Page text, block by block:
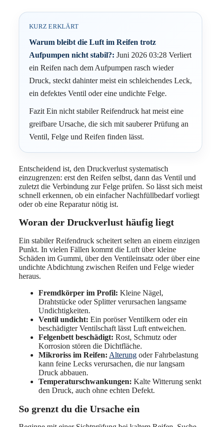
KURZ ERKLÄRT
Warum bleibt die Luft im Reifen trotz
Aufpumpen nicht stabil?: Juni 2026 03:28 Verliert
ein Reifen nach dem Aufpumpen rasch wieder
Druck, steckt dahinter meist ein schleichendes Leck,
ein defektes Ventil oder eine undichte Felge.
Fazit Ein nicht stabiler Reifendruck hat meist eine
greifbare Ursache, die sich mit sauberer Prüfung an
Ventil, Felge und Reifen finden lässt.
Entscheidend ist, den Druckverlust systematisch
einzugrenzen: erst den Reifen selbst, dann das Ventil und
zuletzt die Verbindung zur Felge prüfen. So lässt sich meist
schnell erkennen, ob ein einfacher Nachfüllbedarf vorliegt
oder ob eine Reparatur nötig ist.
Woran der Druckverlust häufig liegt
Ein stabiler Reifendruck scheitert selten an einem einzigen
Punkt. In vielen Fällen kommt die Luft über kleine
Schäden im Gummi, über den Ventileinsatz oder über eine
undichte Abdichtung zwischen Reifen und Felge wieder
heraus.
Fremdkörper im Profil: Kleine Nägel,
Drahtstücke oder Splitter verursachen langsame
Undichtigkeiten.
Ventil undicht: Ein poröser Ventilkern oder ein
beschädigter Ventilschaft lässt Luft entweichen.
Felgenbett beschädigt: Rost, Schmutz oder
Korrosion stören die Dichtfläche.
Mikroriss im Reifen: Alterung oder Fahrbelastung
kann feine Lecks verursachen, die nur langsam
Druck abbauen.
Temperaturschwankungen: Kalte Witterung senkt
den Druck, auch ohne echten Defekt.
So grenzt du die Ursache ein